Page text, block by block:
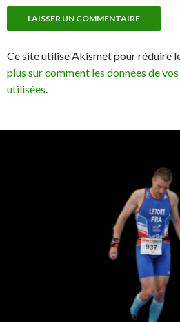
Ce site utilise Akismet pour réduire
plus sur comment les données de
utilisées.